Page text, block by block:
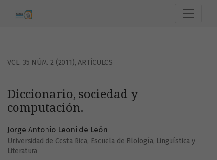
VOL. 35 NÚM. 2 (2011), ARTÍCULOS
Diccionario, sociedad y
computación.
Jorge Antonio Leoni de León
Universidad de Costa Rica, Escuela de Filología, Lingüística y
Literatura